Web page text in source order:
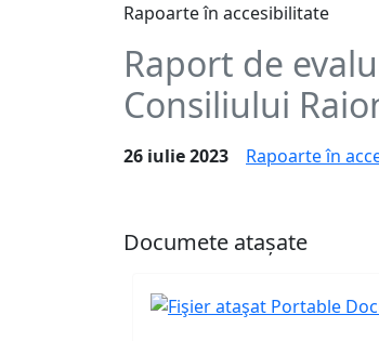
Rapoarte în accesibilitate
Raport de
Consiliului
26 iulie 2023 Rapoarte în
Documete atașate